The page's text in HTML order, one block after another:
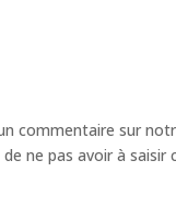
commentaire sur
ne pas avoir à saisir